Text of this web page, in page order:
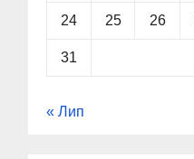
24 25 26
31
« Лип